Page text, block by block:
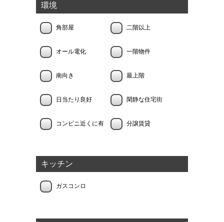
環境
角部屋 二階以上
オール電化 一階物件
南向き 最上階
日当たり良好 閑静な住宅街
コンビニ近くに有 分譲賃貸
キッチン
ガスコンロ